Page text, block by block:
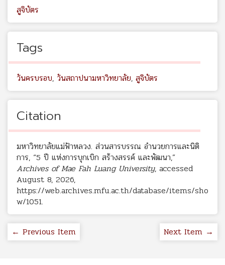
สูจิบัตร
Tags
วันครบรอบ, วันสถาปนามหาวิทยาลัย, สูจิบัตร
Citation
มหาวิทยาลัยแม่ฟ้าหลวง. ส่วนสารบรรณ อำนวยการและนิติ
การ, “5 ปี แห่งการบุกเบิก สร้างสรรค์ และพัฒนา,”
Archives of Mae Fah Luang University, accessed
August 8, 2026,
https://web.archives.mfu.ac.th/database/items/sho
w/1051.
← Previous Item Next Item →